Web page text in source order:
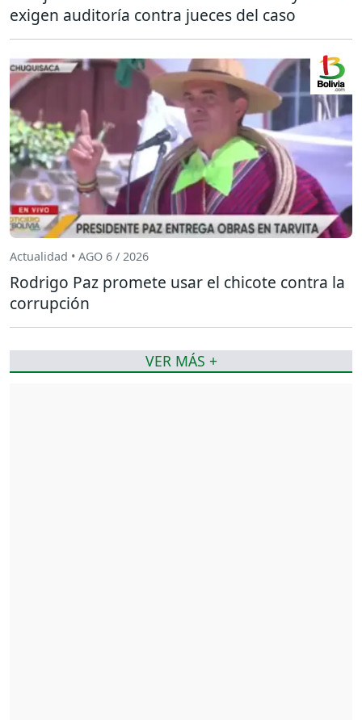
exigen auditoría contra jueces del caso
Actualidad • AGO 6 / 2026
Rodrigo Paz promete usar el chicote contra la
corrupción
VER MÁS +